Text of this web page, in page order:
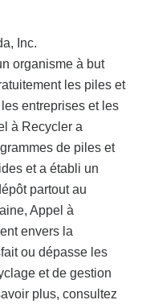
Inc.
organisme à but
les piles et
entreprises et les
à Recycler a
de piles et
et a établi un
partout au
Appel à
envers la
ou dépasse les
et de gestion
plus, consultez